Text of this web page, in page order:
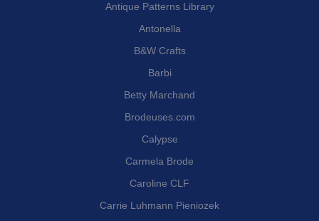
Antique Patterns Library
Antonella
B&W Crafts
Barbi
Betty Marchand
Brodeuses.com
Calypse
Carmela Brode
Caroline CLF
Carrie Luhmann Pieniozek